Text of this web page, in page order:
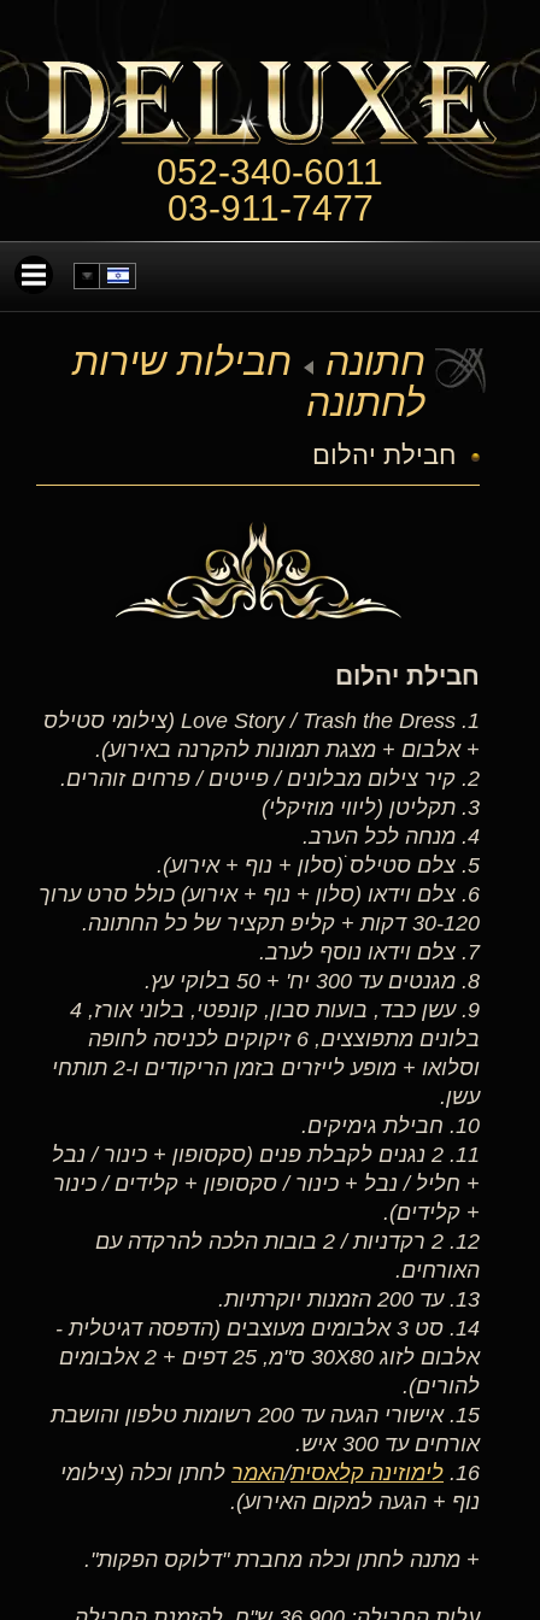
052-340-6011
03-911-7477
חתונה
חבילות שירות
לחתונה
חבילת יהלום
חבילת יהלום
1. Love Story / Trash the Dress (צילומי סטילס
+ אלבום + מצגת תמונות להקרנה באירוע).
2. קיר צילום מבלונים / פייטים / פרחים זוהרים.
3. תקליטן (ליווי מוזיקלי)
4. מנחה לכל הערב.
5. צלם סטילס ׁׁ(סלון + נוף + אירוע).
6. צלם וידאו (סלון + נוף + אירוע) כולל סרט ערוך
30-120 דקות + קליפ תקציר של כל החתונה.
7. צלם וידאו נוסף לערב.
8. מגנטים עד 300 יח' + 50 בלוקי עץ.
9. עשן כבד, בועות סבון, קונפטי, בלוני אורז, 4
בלונים מתפוצצים, 6 זיקוקים לכניסה לחופה
וסלואו + מופע לייזרים בזמן הריקודים ו-2 תותחי
עשן.
10. חבילת גימיקים.
11. 2 נגנים לקבלת פנים (סקסופון + כינור / נבל
+ חליל / נבל + כינור / סקסופון + קלידים / כינור
+ קלידים).
12. 2 רקדניות / 2 בובות הלכה להרקדה עם
האורחים.
13. עד 200 הזמנות יוקרתיות.
14. סט 3 אלבומים מעוצבים (הדפסה דגיטלית -
אלבום לזוג 30X80 ס"מ, 25 דפים + 2 אלבומים
להורים).
15. אישורי הגעה עד 200 רשומות טלפון והושבת
אורחים עד 300 איש.
16. לימוזינה קלאסית/האמר לחתן וכלה (צילומי
נוף + הגעה למקום האירוע).
+ מתנה לחתן וכלה מחברת "דלוקס הפקות".